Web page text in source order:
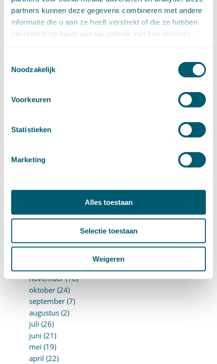
partners kunnen deze gegevens combineren met andere
informatie die u aan ze heeft verstrekt of die ze hebben
verzameld op basis van uw gebruik van hun services.
Noodzakelijk
Voorkeuren
Statistieken
Marketing
Alles toestaan
Selectie toestaan
Weigeren
september (8)
augustus (2)
juli (20)
april (20)
januari (17)
november (8)
september (8)
juni (10)
april (18)
januari (24)
november (16)
oktober (24)
september (7)
augustus (2)
juli (26)
juni (21)
mei (19)
april (22)